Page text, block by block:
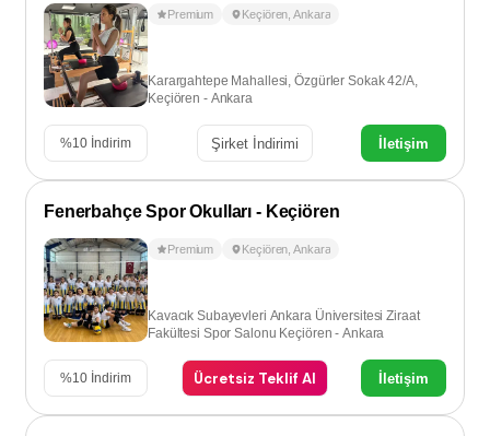
Premium Keçiören ,Ankara
Karargahtepe Mahallesi, Özgürler Sokak 42/A,
Keçiören - Ankara
%10 İndirim Şirket İndirimi İletişim
Fenerbahçe Spor Okulları - Keçiören
Premium Keçiören ,Ankara
Kavacık Subayevleri Ankara Üniversitesi Ziraat
Fakültesi Spor Salonu Keçiören - Ankara
%10 İndirim Ücretsiz Teklif Al İletişim